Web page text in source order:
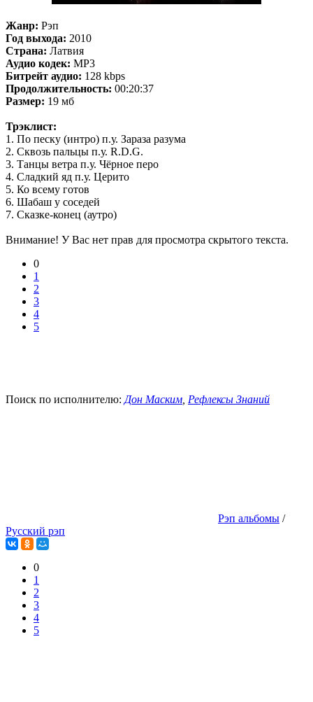
Жанр: Рэп
Год выхода: 2010
Страна: Латвия
Аудио кодек: MP3
Битрейт аудио: 128 kbps
Продолжительность: 00:20:37
Размер: 19 мб
Трэклист:
1. По песку (интро) п.у. Зараза разума
2. Сквозь пальцы п.у. R.D.G.
3. Танцы ветра п.у. Чёрное перо
4. Сладкий яд п.у. Церито
5. Ко всему готов
6. Шабаш у соседей
7. Сказке-конец (аутро)
Внимание! У Вас нет прав для просмотра скрытого текста.
0
1
2
3
4
5
Поиск по исполнителю: Дон Маским Рефлексы Знаний
Рэп альбомы /
Русский рэп
0
1
2
3
4
5